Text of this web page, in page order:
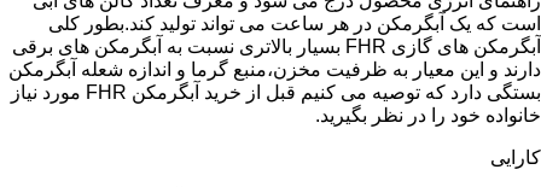
است که یک آبگرمکن در هر ساعت می تواند تولید کند.بطور کلی
آبگرمکن های گازی FHR بسیار بالاتری نسبت به آبگرمکن های برقی
دارند و این معیار به ظرفیت مخزن،منبع گرما و اندازه شعله آبگرمکن
بستگی دارد که توصیه می کنیم قبل از خرید آبگرمکن FHR مورد نیاز
خانواده خود را در نظر بگیرید.
کارایی